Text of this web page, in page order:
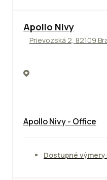
Apollo Nivy
Prievozská 2, 82109
Apollo Nivy - Office
Dostupné